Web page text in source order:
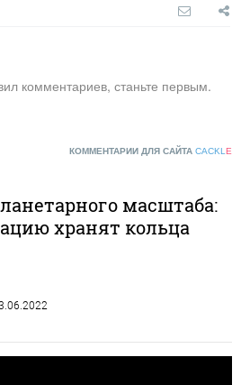
комментариев, станьте первым.
КОММЕНТАРИИ ДЛЯ САЙТА CACKL E
масштаба:
хранят кольца